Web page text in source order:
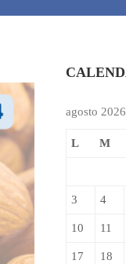
agosto 2026
L M
3 4
10 11
17 18